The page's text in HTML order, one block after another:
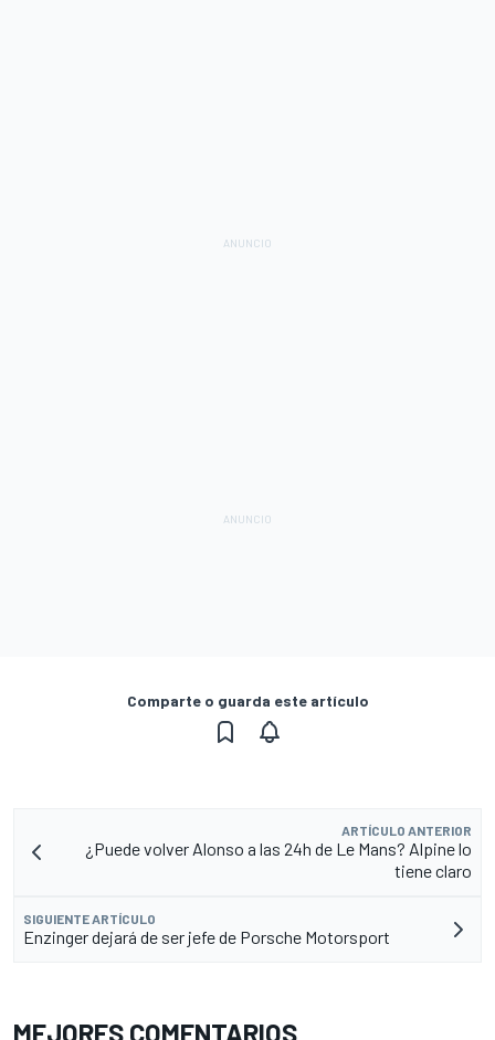
Comparte o guarda este artículo
ARTÍCULO ANTERIOR
¿Puede volver Alonso a las 24h de Le Mans? Alpine lo
tiene claro
SIGUIENTE ARTÍCULO
Enzinger dejará de ser jefe de Porsche Motorsport
MEJORES COMENTARIOS